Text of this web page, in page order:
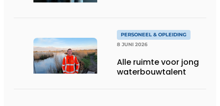
PERSONEEL & OPLEIDING
8 JUNI 2026
Alle ruimte voor jong
waterbouwtalent